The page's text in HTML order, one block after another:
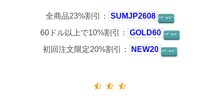
全商品23%割引： SUMJP2608 ｸｰﾎﾟﾝをｺﾋﾟｰ
60ドル以上で10%割引： GOLD60 ｸｰﾎﾟﾝをｺﾋﾟｰ
初回注文限定20%割引： NEW20 ｸｰﾎﾟﾝをｺﾋﾟｰ